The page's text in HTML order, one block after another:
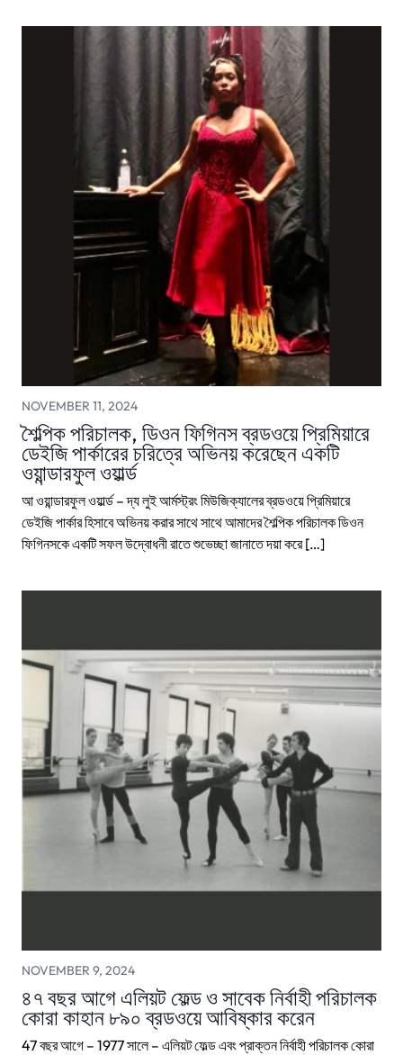
NOVEMBER 11, 2024
শৈল্পিক পরিচালক, ডিওন ফিগিনস ব্রডওয়ে প্রিমিয়ারে
ডেইজি পার্কারের চরিত্রে অভিনয় করেছেন একটি
ওয়ান্ডারফুল ওয়ার্ল্ড
আ ওয়ান্ডারফুল ওয়ার্ল্ড – দ্য লুই আর্মস্ট্রং মিউজিক্যালের ব্রডওয়ে প্রিমিয়ারে
ডেইজি পার্কার হিসাবে অভিনয় করার সাথে সাথে আমাদের শৈল্পিক পরিচালক ডিওন
ফিগিনসকে একটি সফল উদ্বোধনী রাতে শুভেচ্ছা জানাতে দয়া করে […]
NOVEMBER 9, 2024
৪৭ বছর আগে এলিয়ট ফেল্ড ও সাবেক নির্বাহী পরিচালক
কোরা কাহান ৮৯০ ব্রডওয়ে আবিষ্কার করেন
47 বছর আগে – 1977 সালে – এলিয়ট ফেল্ড এবং প্রাক্তন নির্বাহী পরিচালক কোরা